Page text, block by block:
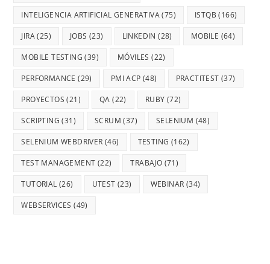
INTELIGENCIA ARTIFICIAL GENERATIVA(75) ISTQB (166)
JIRA(25) JOBS (23) LINKEDIN (28) MOBILE (64)
MOBILE TESTING (39) MÓVILES (22)
PERFORMANCE (29) PMI ACP (48) PRACTITEST (37)
PROYECTOS (21) QA (22) RUBY (72)
SCRIPTING (31) SCRUM (37) SELENIUM (48)
SELENIUM WEBDRIVER (46) TESTING (162)
TEST MANAGEMENT (22) TRABAJO (71)
TUTORIAL (26) UTEST (23) WEBINAR (34)
WEBSERVICES (49)